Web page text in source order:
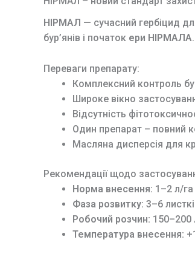
НІРМАЛ — сучасний гербіцид
бур’янів і початок ери НІРМАЛА.
Переваги препарату:
Комплексний контроль
Широке вікно
Відсутність
Один препарат – повний
Масляна дисперсія для
Рекомендації щодо
Норма внесення: 1–2 л/га
Фаза розвитку: 3–6
Робочий розчин: 150–200
Температура внесення: